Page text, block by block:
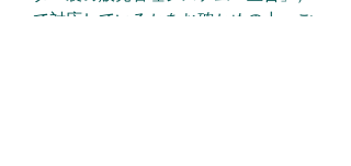
で対応しているかをお確かめの上、ご